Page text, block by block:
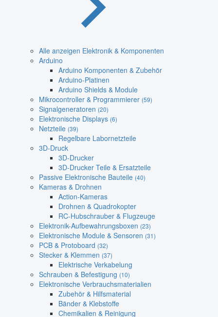
Alle anzeigen Elektronik & Komponenten
Arduino
Arduino Komponenten & Zubehör
Arduino-Platinen
Arduino Shields & Module
Mikrocontroller & Programmierer (59)
Signalgeneratoren (20)
Elektronische Displays (6)
Netzteile (39)
Regelbare Labornetzteile
3D-Druck
3D-Drucker
3D-Drucker Teile & Ersatzteile
Passive Elektronische Bauteile (40)
Kameras & Drohnen
Action-Kameras
Drohnen & Quadrokopter
RC-Hubschrauber & Flugzeuge
Elektronik-Aufbewahrungsboxen (23)
Elektronische Module & Sensoren (31)
PCB & Protoboard (32)
Stecker & Klemmen (37)
Elektrische Verkabelung
Schrauben & Befestigung (10)
Elektronische Verbrauchsmaterialien
Zubehör & Hilfsmaterial
Bänder & Klebstoffe
Chemikalien & Reinigung